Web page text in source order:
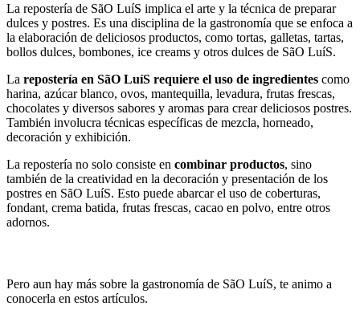
La repostería de SãO LuíS implica el arte y la técnica de preparar
dulces y postres. Es una disciplina de la gastronomía que se enfoca a
la elaboración de deliciosos productos, como tortas, galletas, tartas,
bollos dulces, bombones, ice creams y otros dulces de SãO LuíS.
La repostería en SãO LuíS requiere el uso de ingredientes como
harina, azúcar blanco, ovos, mantequilla, levadura, frutas frescas,
chocolates y diversos sabores y aromas para crear deliciosos postres.
También involucra técnicas específicas de mezcla, horneado,
decoración y exhibición.
La repostería no solo consiste en combinar productos, sino
también de la creatividad en la decoración y presentación de los
postres en SãO LuíS. Esto puede abarcar el uso de coberturas,
fondant, crema batida, frutas frescas, cacao en polvo, entre otros
adornos.
Pero aun hay más sobre la gastronomía de SãO LuíS, te animo a
conocerla en estos artículos.